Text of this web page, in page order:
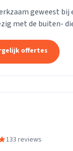
geweest
met de buiten-
offertes
133 reviews